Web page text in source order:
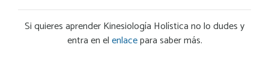
Si quieres aprender Kinesiología Holística no lo dudes y
entra en elenlacepara saber más.